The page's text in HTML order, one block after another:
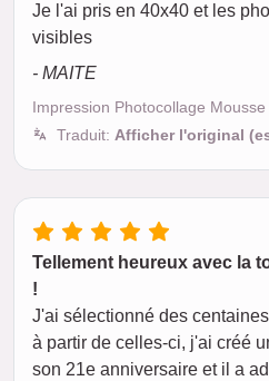
Je l'ai pris en 40x40 et les
visibles
- MAITE
Impression Photocollage
Traduit: Afficher l'original
Tellement heureux avec la
!
J'ai sélectionné des
à partir de celles-ci, j'ai créé
son 21e anniversaire et il a